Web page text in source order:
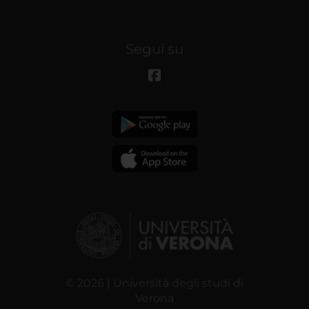
Segui su
© 2026 | Università degli studi di
Verona